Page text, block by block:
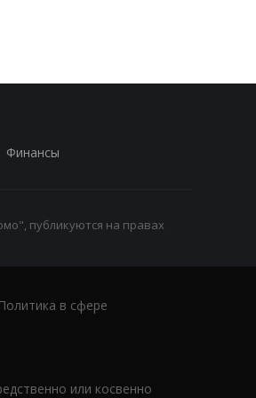
Финансы
публикуются на правах
Политика в сфере
или косвенно